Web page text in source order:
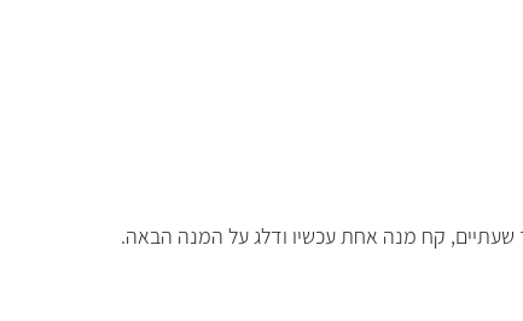
קח מנה אחת עכשיו ודלג על המנה הבאה.